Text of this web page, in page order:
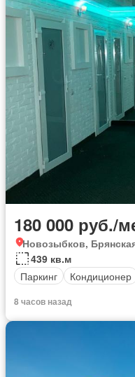
180 000 руб./
Новозыбков,
439 кв.м
Паркинг
Кондиционер
8 часов назад